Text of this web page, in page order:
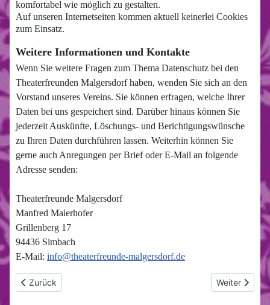
komfortabel wie möglich zu gestalten.
Auf unseren Internetseiten kommen aktuell keinerlei Cookies
zum Einsatz.
Weitere Informationen und Kontakte
Wenn Sie weitere Fragen zum Thema Datenschutz bei den
Theaterfreunden Malgersdorf haben, wenden Sie sich an den
Vorstand unseres Vereins. Sie können erfragen, welche Ihrer
Daten bei uns gespeichert sind. Darüber hinaus können Sie
jederzeit Auskünfte, Löschungs- und Berichtigungswünsche
zu Ihren Daten durchführen lassen. Weiterhin können Sie
gerne auch Anregungen per Brief oder E-Mail an folgende
Adresse senden:
Theaterfreunde Malgersdorf
Manfred Maierhofer
Grillenberg 17
94436 Simbach
E-Mail: info@theaterfreunde-malgersdorf.de
Vorheriger Beitrag: Impressum
Zurück Nächster
Weiter